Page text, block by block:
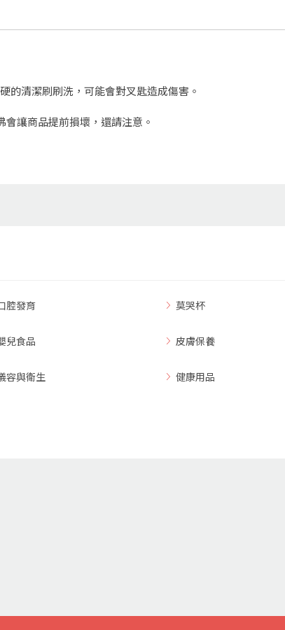
的清潔刷刷洗，可能會對叉匙造成傷害。
讓商品提前損壞，還請注意。
腔發育 莫哭杯
兒食品 皮膚保養
容與衛生 健康用品